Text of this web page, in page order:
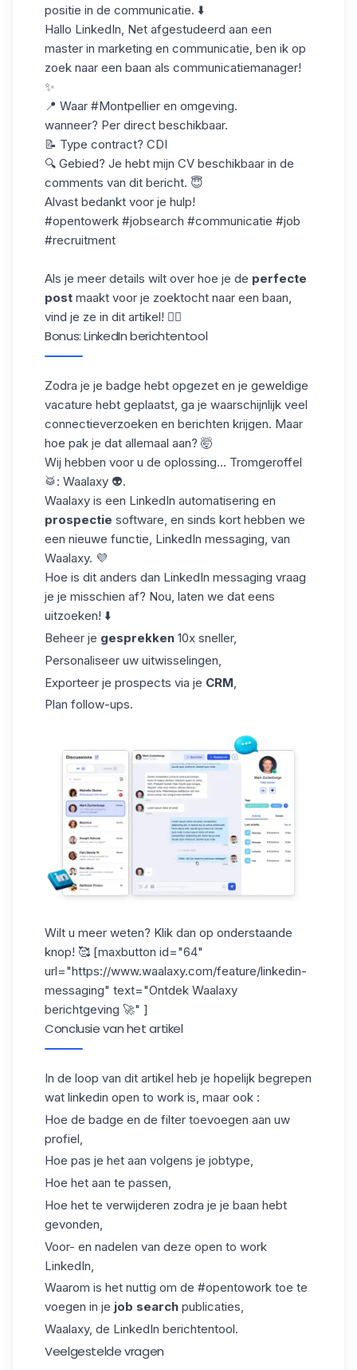
positie in de communicatie. ⬇️
Hallo LinkedIn, Net afgestudeerd aan een
master in marketing en communicatie, ben ik op
zoek naar een baan als communicatiemanager!
✨
📍 Waar #Montpellier en omgeving.
wanneer? Per direct beschikbaar.
📝 Type contract? CDI
🔍 Gebied? Je hebt mijn CV beschikbaar in de
comments van dit bericht. 😇
Alvast bedankt voor je hulp!
#opentowerk #jobsearch #communicatie #job
#recruitment
Als je meer details wilt over hoe je de perfecte
post maakt voor je zoektocht naar een baan,
vind je ze in dit artikel! 👈🏼
Bonus: LinkedIn berichtentool
Zodra je je badge hebt opgezet en je geweldige
vacature hebt geplaatst, ga je waarschijnlijk veel
connectieverzoeken en berichten krijgen. Maar
hoe pak je dat allemaal aan? 🤯
Wij hebben voor u de oplossing... Tromgeroffel
🥁: Waalaxy 👽.
Waalaxy is een LinkedIn automatisering en
prospectie software, en sinds kort hebben we
een nieuwe functie, LinkedIn messaging, van
Waalaxy. 💜
Hoe is dit anders dan LinkedIn messaging vraag
je je misschien af? Nou, laten we dat eens
uitzoeken! ⬇️
Beheer je gesprekken 10x sneller,
Personaliseer uw uitwisselingen,
Exporteer je prospects via je CRM
Plan follow-ups.
Wilt u meer weten? Klik dan op onderstaande
knop! 🥰 [maxbutton id="64"
url="https://www.waalaxy.com/feature/linkedin-
messaging" text="Ontdek Waalaxy
berichtgeving 🚀" ]
Conclusie van het artikel
In de loop van dit artikel heb je hopelijk begrepen
wat linkedin open to work is, maar ook :
Hoe de badge en de filter toevoegen aan uw
profiel,
Hoe pas je het aan volgens je jobtype,
Hoe het aan te passen,
Hoe het te verwijderen zodra je je baan hebt
gevonden,
Voor- en nadelen van deze open to work
LinkedIn,
Waarom is het nuttig om de #opentowork toe te
voegen in je job search publicaties,
Waalaxy, de LinkedIn berichtentool.
Veelgestelde vragen